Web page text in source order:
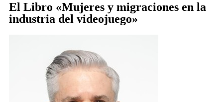
El Libro «Mujeres y migraciones en la
industria del videojuego»